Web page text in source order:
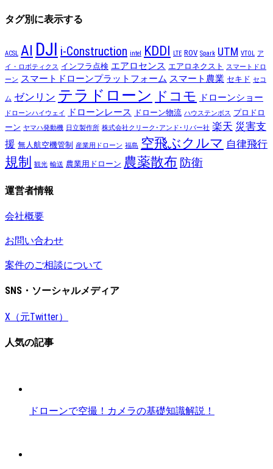
タグ別に表示する
ACSL AI DJI i-Construction intel KDDI LTE ROV Spark UTM VTOL ア
イ・ロボティクス インフラ点検 エアロセンス エアロネクスト
スマートドロ
ーン スマートドローンプラットフォーム スマート農業 セキド セコ
ム ゼンリン テラドローン ドコモ ドローンショー
ドローンハイウェイ ドローンレース ドローン物流 ハウステンボス プロドロ
ーン ヤマハ発動機 日立製作所 株式会社クリーク･アンド･リバー社 楽天 災害支
援 無人航空機管制 産業用ドローン 福島 空飛ぶクルマ 自律飛行
規制 観光 輸送 農業用ドローン 農薬散布 防衛
運営者情報
会社概要
お問い合わせ
案件のご相談について
SNS・ソーシャルメディア
X（元Twitter）
人気の記事
ドローンで空撮！カメラの基礎知識解説！